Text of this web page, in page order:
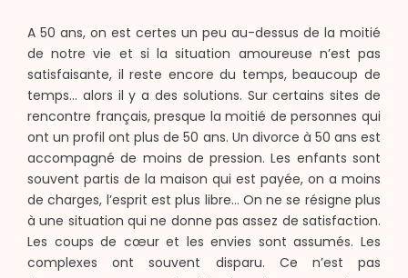
A 50 ans, on est certes un peu au-dessus de la moitié
de notre vie et si la situation amoureuse n’est pas
satisfaisante, il reste encore du temps, beaucoup de
temps… alors il y a des solutions. Sur certains sites de
rencontre français, presque la moitié de personnes qui
ont un profil ont plus de 50 ans. Un divorce à 50 ans est
accompagné de moins de pression. Les enfants sont
souvent partis de la maison qui est payée, on a moins
de charges, l’esprit est plus libre… On ne se résigne plus
à une situation qui ne donne pas assez de satisfaction.
Les coups de cœur et les envies sont assumés. Les
complexes ont souvent disparu. Ce n’est pas